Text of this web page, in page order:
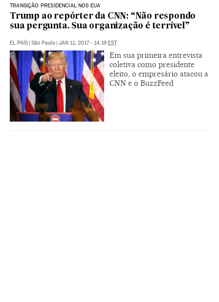
TRANSIÇÃO PRESIDENCIAL NOS EUA
Trump ao repórter da CNN: “Não respondo
sua pergunta. Sua organização é terrível”
EL PAÍS | São Paulo | JAN 11, 2017 - 14:19 EST
Em sua primeira entrevista
coletiva como presidente
eleito, o empresário atacou a
CNN e o BuzzFeed